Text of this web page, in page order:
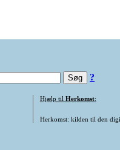
?
Hjælp til Herkomst:
Herkomst: kilden til den